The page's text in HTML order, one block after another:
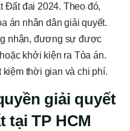
Đất đai 2024. Theo đó,
án nhân dân giải quyết.
nhận, đương sự được
khởi kiện ra Tòa án.
thời gian và chi phí.
giải quyết
tại TP HCM